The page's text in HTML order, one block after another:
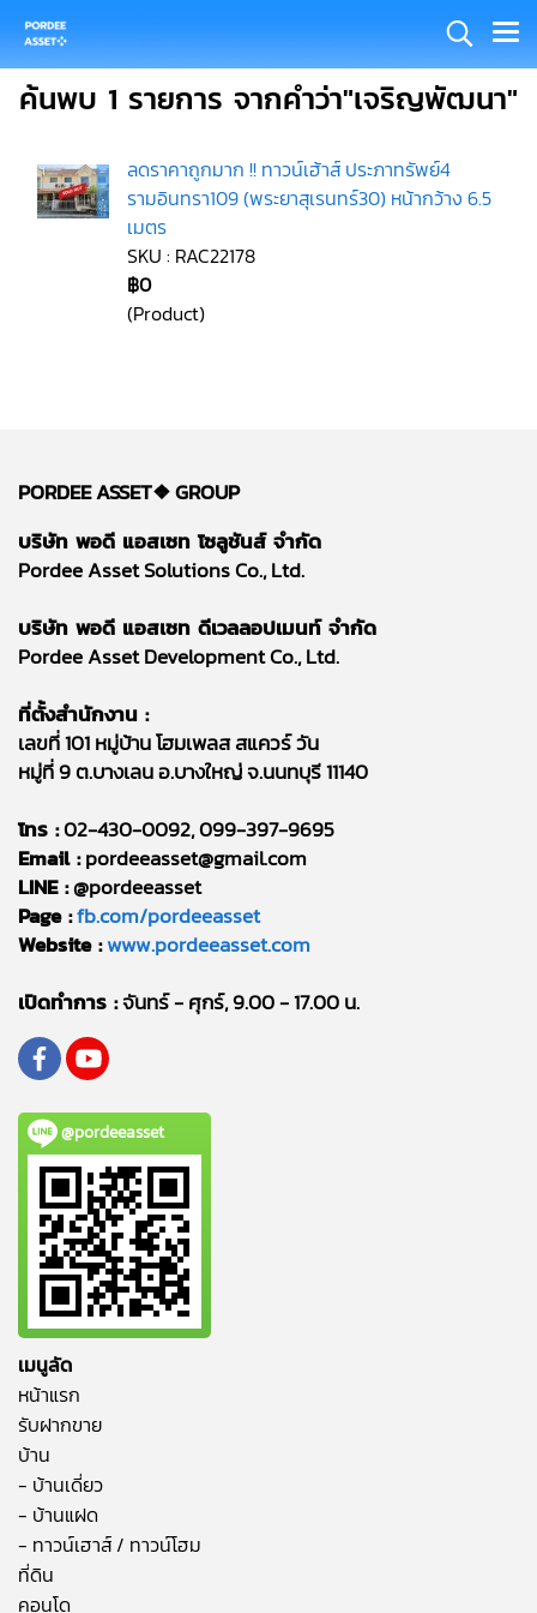
ค้นพบ 1 รายการ จากคำว่า"เจริญพัฒนา"
ลดราคาถูกมาก !! ทาวน์เฮ้าส์ ประภาทรัพย์4
รามอินทรา109 (พระยาสุเรนทร์30) หน้ากว้าง 6.5
เมตร
SKU : RAC22178
฿0
(Product)
PORDEE ASSET❖GROUP
บริษัท พอดี แอสเซท โซลูชันส์ จำกัด
Pordee Asset Solutions Co., Ltd.
บริษัท พอดี แอสเซท ดีเวลลอปเมนท์ จำกัด
Pordee Asset Development Co., Ltd.
ที่ตั้งสำนักงาน :
เลขที่ 101 หมู่บ้าน โฮมเพลส สแควร์ วัน
หมู่ที่ 9 ต.บางเลน อ.บางใหญ่ จ.นนทบุรี 11140
โทร :02-430-0092, 099-397-9695
Email :pordeeasset@gmail.com
LINE :@pordeeasset
Page :fb.com/pordeeasset
Website :www.pordeeasset.com
เปิดทำการ :จันทร์ - ศุกร์, 9.00 - 17.00 น.
@pordeeasset
เมนูลัด
หน้าแรก
รับฝากขาย
บ้าน
- บ้านเดี่ยว
- บ้านแฝด
- ทาวน์เฮาส์ / ทาวน์โฮม
ที่ดิน
คอนโด